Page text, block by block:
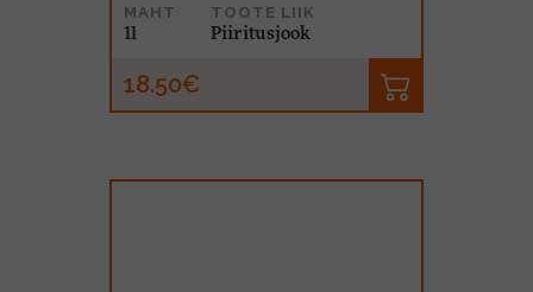
MAHT
1l
TOOTE LIIK
Piiritusjook
18.50€